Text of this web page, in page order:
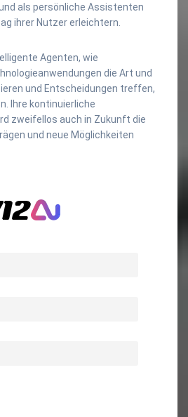
als persönliche Assistenten
ihrer Nutzer erleichtern.
Agenten, wie
die Art und
und Entscheidungen treffen,
Ihre kontinuierliche
zweifellos auch in Zukunft die
und neue Möglichkeiten